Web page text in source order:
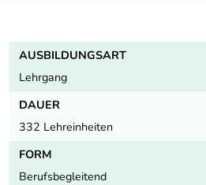
AUSBILDUNGSART
Lehrgang
DAUER
332 Lehreinheiten
FORM
Berufsbegleitend